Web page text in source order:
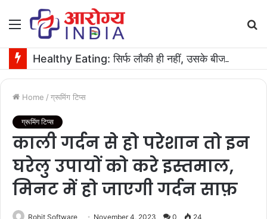
Menu
Home / ग्रूमिंग टिप्स
ग्रूमिंग टिप्स
काली गर्दन से हो परेशान तो इन
घरेलु उपायों को करे इस्तमाल,
मिनट में हो जाएगी गर्दन साफ़
Rohit Software November 4, 2023 0 24